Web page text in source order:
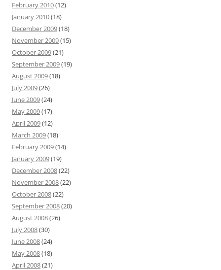
February 2010(12)
January 2010(18)
December 2009(18)
November 2009(15)
October 2009(21)
September 2009(19)
August 2009(18)
July 2009(26)
June 2009(24)
May 2009(17)
April 2009(12)
March 2009(18)
February 2009(14)
January 2009(19)
December 2008(22)
November 2008(22)
October 2008(22)
September 2008(20)
August 2008(26)
July 2008(30)
June 2008(24)
May 2008(18)
April 2008(21)